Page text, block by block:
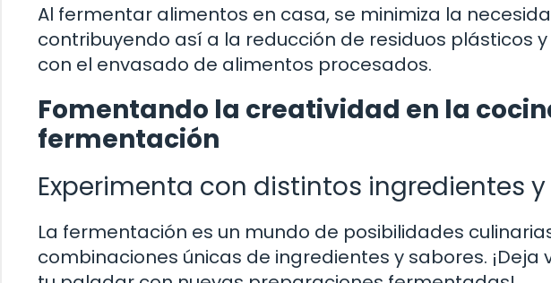
Al fermentar alimentos en casa, se minimiza la
contribuyendo así a la reducción de residuos plásticos
con el envasado de alimentos procesados.
Fomentando la creatividad en la
fermentación
Experimenta con distintos ingredientes
La fermentación es un mundo de posibilidades
combinaciones únicas de ingredientes y sabores.